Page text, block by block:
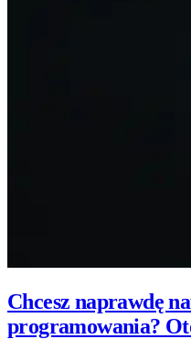
Chcesz naprawdę
programowania?